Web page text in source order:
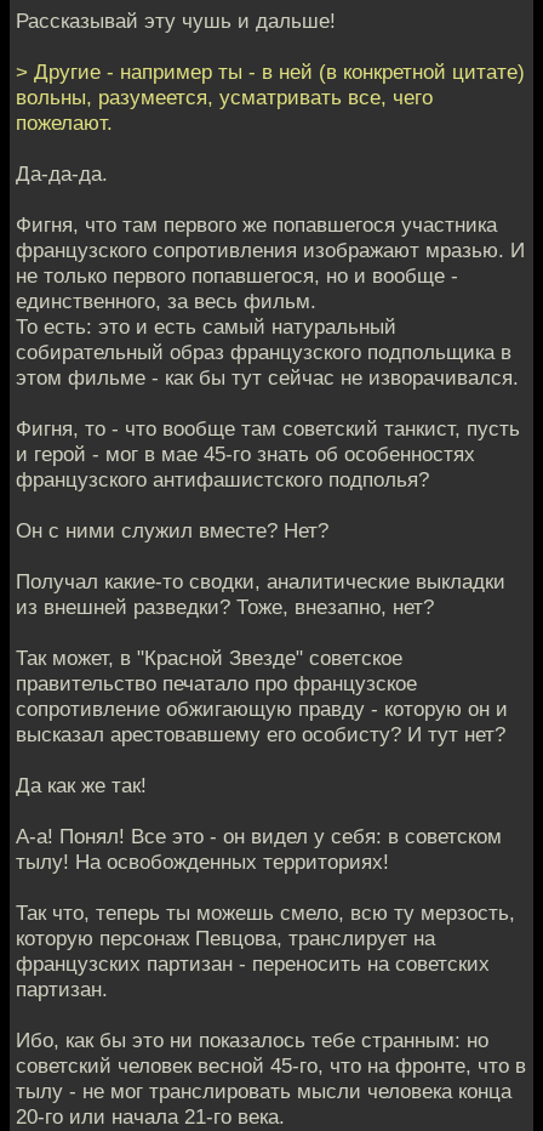
Рассказывай эту чушь и дальше!
> Другие - например ты - в ней (в конкретной цитате)
вольны, разумеется, усматривать все, чего
пожелают.
Да-да-да.
Фигня, что там первого же попавшегося участника
французского сопротивления изображают мразью. И
не только первого попавшегося, но и вообще -
единственного, за весь фильм.
То есть: это и есть самый натуральный
собирательный образ французского подпольщика в
этом фильме - как бы тут сейчас не изворачивался.
Фигня, то - что вообще там советский танкист, пусть
и герой - мог в мае 45-го знать об особенностях
французского антифашистского подполья?
Он с ними служил вместе? Нет?
Получал какие-то сводки, аналитические выкладки
из внешней разведки? Тоже, внезапно, нет?
Так может, в "Красной Звезде" советское
правительство печатало про французское
сопротивление обжигающую правду - которую он и
высказал арестовавшему его особисту? И тут нет?
Да как же так!
А-а! Понял! Все это - он видел у себя: в советском
тылу! На освобожденных территориях!
Так что, теперь ты можешь смело, всю ту мерзость,
которую персонаж Певцова, транслирует на
французских партизан - переносить на советских
партизан.
Ибо, как бы это ни показалось тебе странным: но
советский человек весной 45-го, что на фронте, что в
тылу - не мог транслировать мысли человека конца
20-го или начала 21-го века.